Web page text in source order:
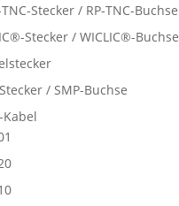
TNC-Stecker / RP-TNC-Buchse
Stecker / WICLIC®-Buchse
/ SMP-Buchse